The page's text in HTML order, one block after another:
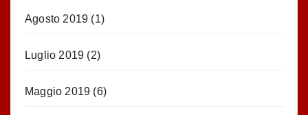
Agosto 2019 (1)
Luglio 2019 (2)
Maggio 2019 (6)